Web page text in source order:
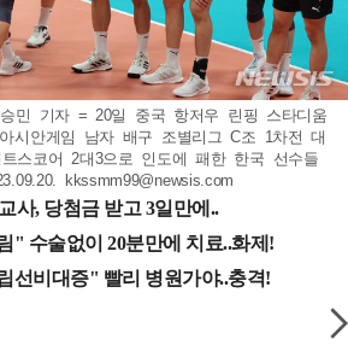
승민 기자 = 20일 중국 항저우 린핑 스타디움
시안게임 남자 배구 조별리그 C조 1차전 대
스코어 2대3으로 인도에 패한 한국 선수들
kkssmm99@newsis.com